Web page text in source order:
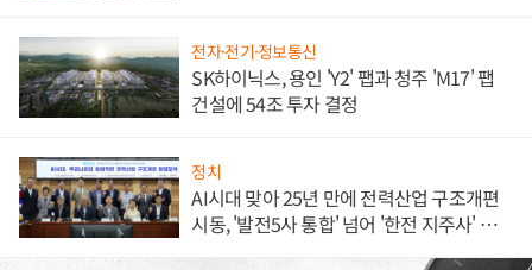
전자·전기·정보통신
SK하이닉스, 용인 'Y2' 팹과 청주 'M17' 팹
건설에 54조 투자 결정
정치
AI시대 맞아 25년 만에 전력산업 구조개편
시동, '발전5사 통합' 넘어 '한전 지주사' 재편